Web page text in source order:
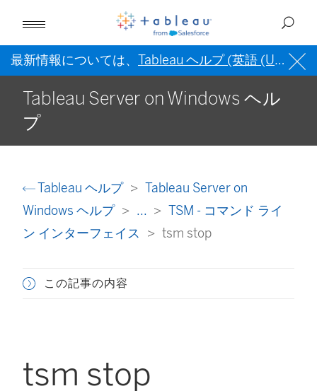
最新情報については、 Tableau ヘルプ (英語 (US)) を
Tableau Server on Windows ヘル
プ
Tableau ヘルプ
Tableau Server on
Windows ヘルプ
...
TSM - コマンド ライ
ン インターフェイス
tsm stop
この記事の内容
tsm stop